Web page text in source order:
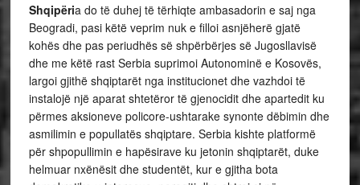
Shqipëria do të duhej të tërhiqte ambasadorin e saj nga
Beogradi, pasi këtë veprim nuk e filloi asnjëherë gjatë
kohës dhe pas periudhës së shpërbërjes së Jugosllavisë
dhe me këtë rast Serbia suprimoi Autonominë e Kosovës,
largoi gjithë shqiptarët nga institucionet dhe vazhdoi të
instalojë një aparat shtetëror të gjenocidit dhe apartedit ku
përmes aksioneve policore-ushtarake synonte dëbimin dhe
asmilimin e popullatës shqiptare. Serbia kishte platformë
për shpopullimin e hapësirave ku jetonin shqiptarët, duke
helmuar nxënësit dhe studentët, kur e gjitha bota